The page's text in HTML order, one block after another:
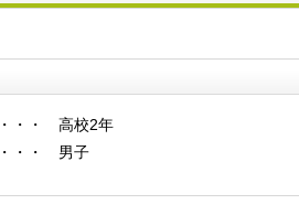
・・
高校2年
・・ 男子